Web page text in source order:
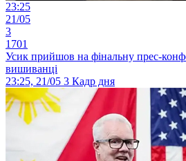
23:25
21/05
3
1701
Усик прийшов на фінальну прес-
вишиванці
23:25, 21/05 3 Кадр дня